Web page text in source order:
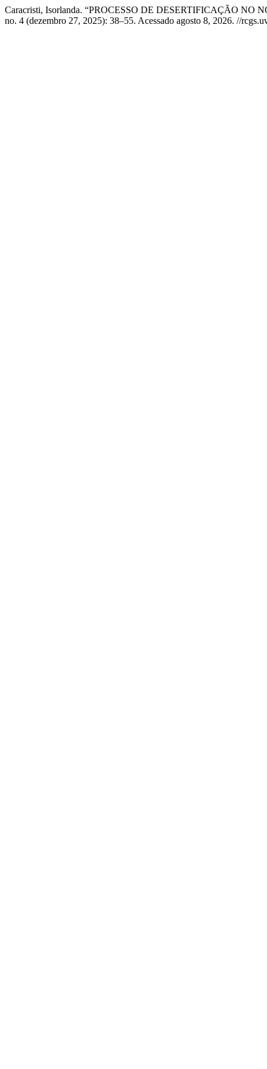
Caracristi, Isorlanda. “PROCESSO DE DESERTIFICAÇÃO NO
no. 4 (dezembro 27, 2025): 38–55. Acessado agosto 8, 2026. //